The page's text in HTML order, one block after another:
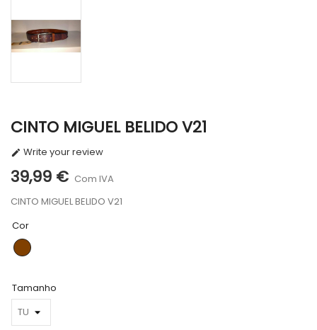
CINTO MIGUEL BELIDO V21
 Write your review
39,99 € Com IVA
CINTO MIGUEL BELIDO V21
Cor
CASTANHO
Tamanho